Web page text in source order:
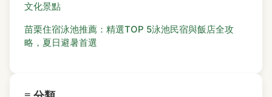
文化景點
苗栗住宿泳池推薦：精選TOP 5泳池民宿與飯店全攻
略，夏日避暑首選